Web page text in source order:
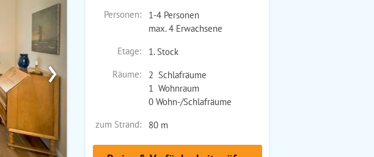
›
Personen:
1-4 Personen
max. 4 Erwachsene
Etage:
1. Stock
Räume:
2 Schlafräume
1 Wohnraum
0 Wohn-/Schlafräume
zum Strand:
80 m